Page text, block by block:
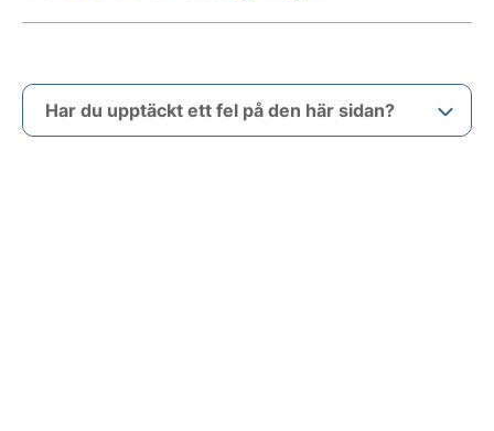
Har du upptäckt ett fel på den här sidan?